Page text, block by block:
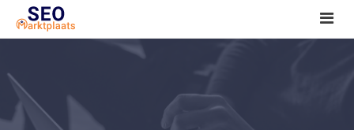
SEO tools reviews
Marketeer bij jou in de buurt?
Offerte